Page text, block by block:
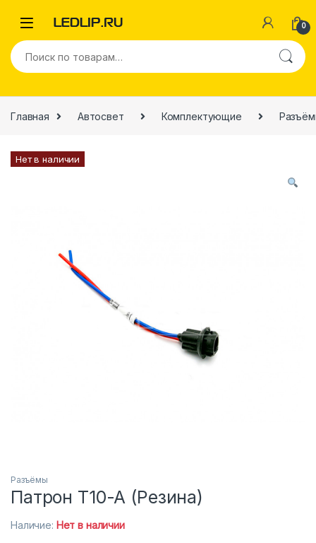
0
Главная Автосвет Комплектующие
Нет в наличии
Разъёмы
Патрон T10-A (Резина)
Наличие: Нет в наличии